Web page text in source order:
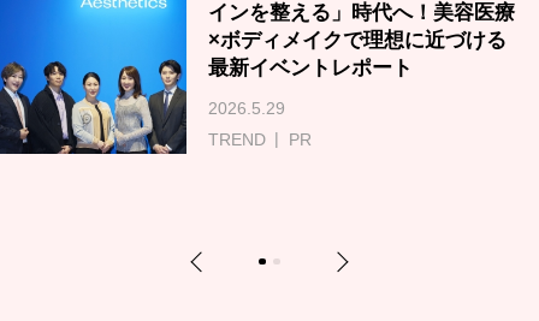
インを整える」時代へ！美容医療
×ボディメイクで理想に近づける
最新イベントレポート
2026.5.29
TREND
PR
Previous 1 2 Next